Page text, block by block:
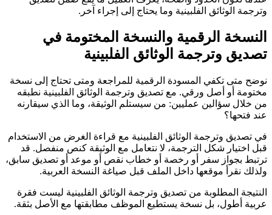
وترجمة الوثائق الفلبينية وما يحتاج إلى إجراء آخر.
النسخة الرقمية والنسخة المختومة في
تصديق وترجمة الوثائق الفلبينية
نوضح متى تكفي المسودة الرقمية للمراجعة ومتى تحتاج إلى نسخة
مختومة أو أصل ورقي. مع تصديق وترجمة الوثائق الفلبينية نطبقه
من خلال سؤالين عمليين: من سيستلم الوثيقة، وما الذي سيقارنه
عند فتحها؟
في تصديق وترجمة الوثائق الفلبينية مع قراءة الغرض من الاستخدام
قبل اختيار شكل الترجمة، لا نتعامل مع الوثيقة كنص منفصل. قد
ترتبط بجواز سفر أو رخصة أو خطاب نقص أو موعد أو تصديق سابق،
ولذلك نقرأ موقعها داخل الملف قبل صياغة النسخة العربية.
النتيجة المطلوبة من تصديق وترجمة الوثائق الفلبينية ليست فقرة
عربية أطول، بل نسخة يستطيع الموظف مطابقتها مع الأصل بثقة.